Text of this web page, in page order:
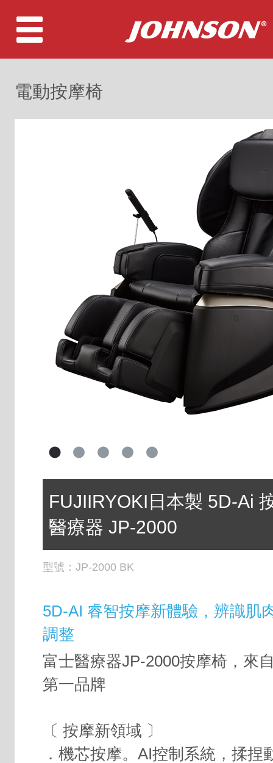
電動按摩椅
FUJIIRYOKI日本製 5D-Ai
醫療器 JP-2000
型號： JP-2000 BK
5D-AI 睿智按摩新體驗，辨識肌
調整
富士醫療器JP-2000按摩椅，來
第一品牌
〔 按摩新領域 〕
．機芯按摩。AI控制系統，揉捏